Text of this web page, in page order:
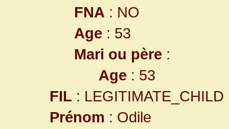
FNA : NO
Age : 53
Mari ou père :
Age : 53
FIL : LEGITIMATE_CHILD
Prénom : Odile